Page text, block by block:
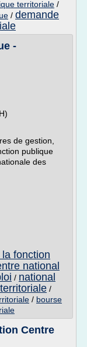
territoriale /
/ demande
-
de gestion,
publique
des
fonction
national
/ national
/
/ bourse
Centre